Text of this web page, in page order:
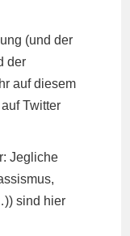
(und der
der
auf diesem
Twitter
Jegliche
sind hier